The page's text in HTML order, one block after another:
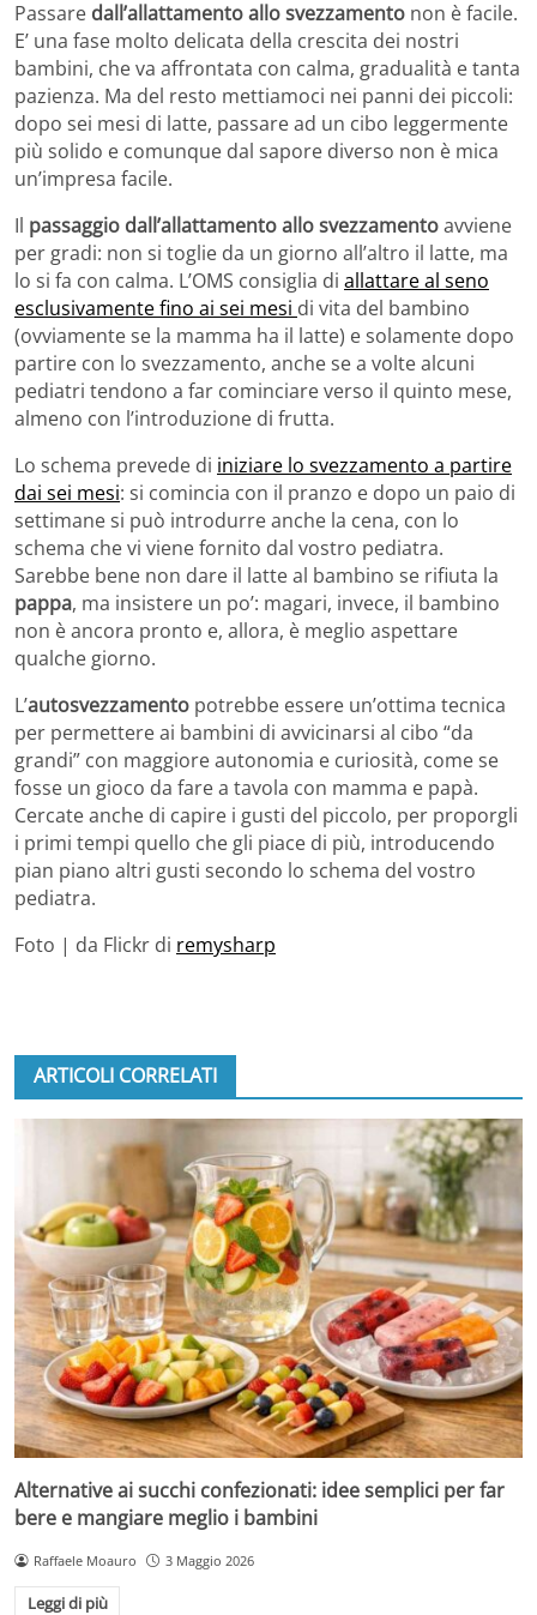
Passare dall’allattamento allo svezzamento non è facile.
E’ una fase molto delicata della crescita dei nostri
bambini, che va affrontata con calma, gradualità e tanta
pazienza. Ma del resto mettiamoci nei panni dei piccoli:
dopo sei mesi di latte, passare ad un cibo leggermente
più solido e comunque dal sapore diverso non è mica
un’impresa facile.
Il passaggio dall’allattamento allo svezzamentoavviene
per gradi: non si toglie da un giorno all’altro il latte, ma
lo si fa con calma. L’OMS consiglia di allattare al seno
esclusivamente fino ai sei mesi di vita del bambino
(ovviamente se la mamma ha il latte) e solamente dopo
partire con lo svezzamento, anche se a volte alcuni
pediatri tendono a far cominciare verso il quinto mese,
almeno con l’introduzione di frutta.
Lo schema prevede di iniziare lo svezzamento a partire
dai sei mesi: si comincia con il pranzo e dopo un paio di
settimane si può introdurre anche la cena, con lo
schema che vi viene fornito dal vostro pediatra.
Sarebbe bene non dare il latte al bambino se rifiuta la
pappa, ma insistere un po’: magari, invece, il bambino
non è ancora pronto e, allora, è meglio aspettare
qualche giorno.
L’autosvezzamento potrebbe essere un’ottima tecnica
per permettere ai bambini di avvicinarsi al cibo “da
grandi” con maggiore autonomia e curiosità, come se
fosse un gioco da fare a tavola con mamma e papà.
Cercate anche di capire i gusti del piccolo, per proporgli
i primi tempi quello che gli piace di più, introducendo
pian piano altri gusti secondo lo schema del vostro
pediatra.
Foto | da Flickr di remysharp
ARTICOLI CORRELATI
Alternative ai succhi confezionati: idee semplici per far
bere e mangiare meglio i bambini
Raffaele Moauro 3 Maggio 2026
Leggi di più